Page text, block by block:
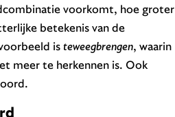
voorkomt, hoe groter
betekenis van de
isteweegbrengen, waarin
meer te herkennen is. Ook